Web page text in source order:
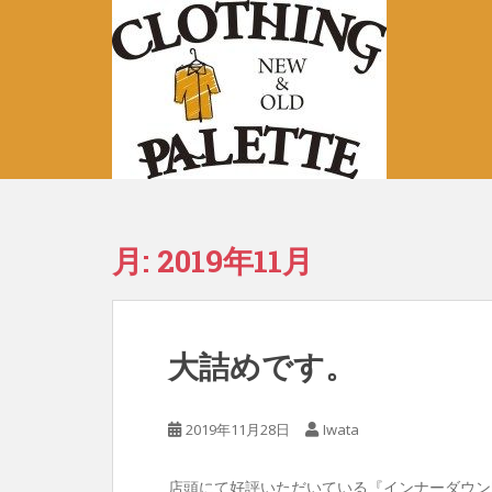
月: 2019年11月
大詰めです。
2019年11月28日 Iwata
店頭にて好評いただいている『インナーダウ